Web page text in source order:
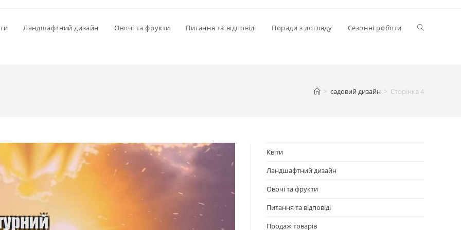
Ландшафтний дизайн Овочі та фрукти Питання та відповіді Поради з догляду Сезонні роботи Перемкнути
> садовий дизайн > Сторінка 4
Квіти
Ландшафтний дизайн
Овочі та фрукти
Питання та відповіді
Продаж товарів